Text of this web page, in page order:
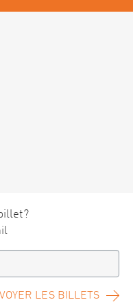
LES BILLETS